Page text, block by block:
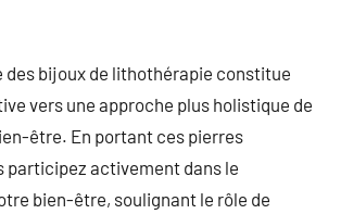
des bijoux de lithothérapie constitue
vers une approche plus holistique de
être. En portant ces pierres
participez activement dans le
bien-être, soulignant le rôle de